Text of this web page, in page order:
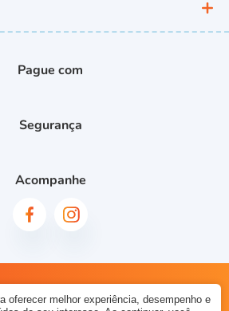
Pague com
Segurança
Acompanhe
Teen. CNPJ: 10237286000187. Todos os
oferecer melhor experiência, desempenho e